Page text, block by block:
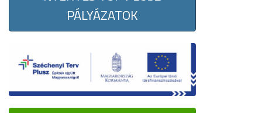
PÁLYÁZATOK